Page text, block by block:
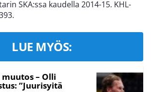
SKA:ssa kaudella 2014-15. KHL-
LUE MYÖS:
muutos – Olli
”Juurisyitä